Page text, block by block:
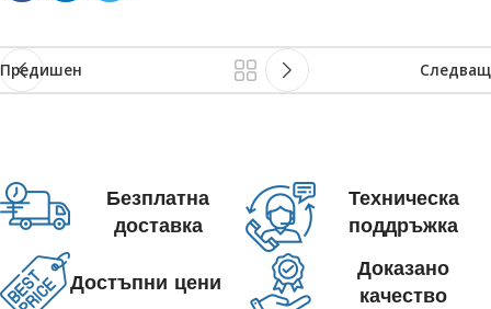
Предишен Следващ
Безплатна
доставка
Техническа
поддръжка
Достъпни цени
Доказано
качество